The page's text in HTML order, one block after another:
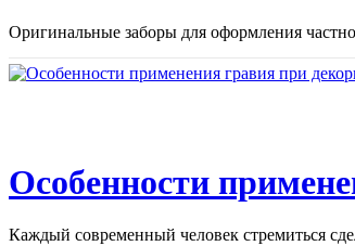
Оригинальные заборы для оформления
Особенности
Каждый современный человек стремиться